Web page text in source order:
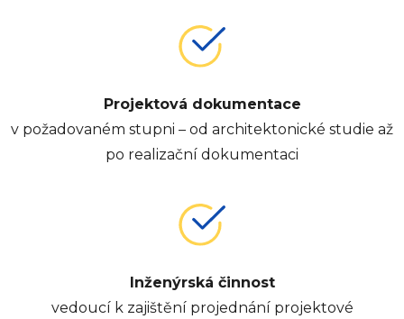
Projektová dokumentace
v požadovaném stupni – od architektonické studie až
po realizační dokumentaci
Inženýrská činnost
vedoucí k zajištění projednání projektové